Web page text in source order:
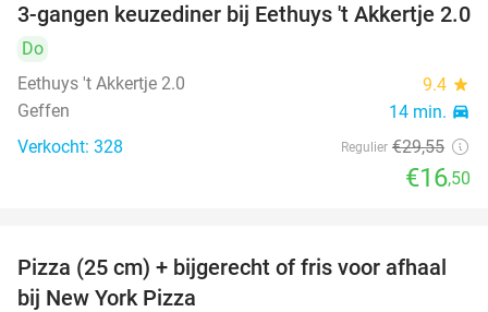
44%
3-gangen keuzediner bij Eethuys 't Akkertje 2.0
Do
Eethuys 't Akkertje 2.0
9.4 star
Geffen 14 min. directions_car
Verkocht: 328 Regulier €29,55
€16,50
48%
Pizza (25 cm) + bijgerecht of fris voor afhaal
bij New York Pizza